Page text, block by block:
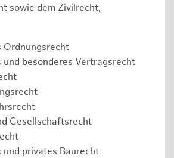
sowie dem Zivilrecht,
Ordnungsrecht
und besonderes Vertragsrecht
Gesellschaftsrecht
privates Baurecht